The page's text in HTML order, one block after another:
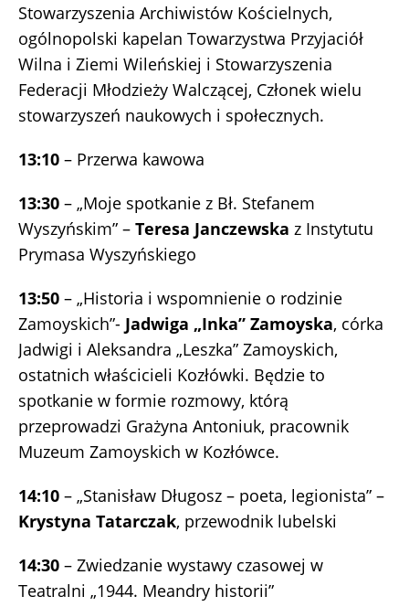
Stowarzyszenia Archiwistów Kościelnych,
ogólnopolski kapelan Towarzystwa Przyjaciół
Wilna i Ziemi Wileńskiej i Stowarzyszenia
Federacji Młodzieży Walczącej, Członek wielu
stowarzyszeń naukowych i społecznych.
13:10 – Przerwa kawowa
13:30 – „Moje spotkanie z Bł. Stefanem
Wyszyńskim” – Teresa Janczewska z Instytutu
Prymasa Wyszyńskiego
13:50 – „Historia i wspomnienie o rodzinie
Zamoyskich”- Jadwiga „Inka” Zamoyska, córka
Jadwigi i Aleksandra „Leszka” Zamoyskich,
ostatnich właścicieli Kozłówki. Będzie to
spotkanie w formie rozmowy, którą
przeprowadzi Grażyna Antoniuk, pracownik
Muzeum Zamoyskich w Kozłówce.
14:10 – „Stanisław Długosz – poeta, legionista” –
Krystyna Tatarczak, przewodnik lubelski
14:30 – Zwiedzanie wystawy czasowej w
Teatralni „1944. Meandry historii”